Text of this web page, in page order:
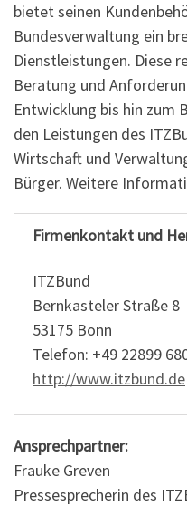
bietet seinen
Bundesverwaltung ein
Dienstleistungen. Diese
Beratung und
Entwicklung bis hin zum
den Leistungen des
Wirtschaft und
Bürger. Weitere
Firmenkontakt und
ITZBund
Bernkasteler Straße 8
53175 Bonn
Telefon: +49 22899
http://www.itzbund.de
Ansprechpartner:
Frauke Greven
Pressesprecherin des